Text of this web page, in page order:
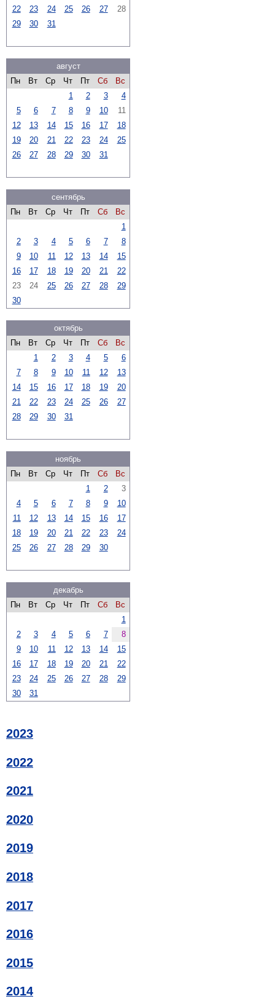
22
23 24 25 26 27
28
29
30 31
август
Пн
Вт Ср Чт Пт Сб
Вс
1
2 3
4
5
6 7 8 9 10
11
12
13 14 15 16 17
18
19
20 21 22 23 24
25
26
27 28 29 30 31
сентябрь
Пн
Вт Ср Чт Пт Сб
Вс
1
2
3 4 5 6 7
8
9
10 11 12 13 14
15
16
17 18 19 20 21
22
23
24 25 26 27 28
29
30
октябрь
Пн
Вт Ср Чт Пт Сб
Вс
1
2 3 4 5
6
7
8 9 10 11 12
13
14
15 16 17 18 19
20
21
22 23 24 25 26
27
28
29 30 31
ноябрь
Пн
Вт Ср Чт Пт Сб
Вс
1
2
3
4
5 6 7 8 9
10
11
12 13 14 15 16
17
18
19 20 21 22 23
24
25
26 27 28 29 30
декабрь
Пн
Вт Ср Чт Пт Сб
Вс
1
2
3 4 5 6 7
8
9
10 11 12 13 14
15
16
17 18 19 20 21
22
23
24 25 26 27 28
29
30
31
2023
2022
2021
2020
2019
2018
2017
2016
2015
2014